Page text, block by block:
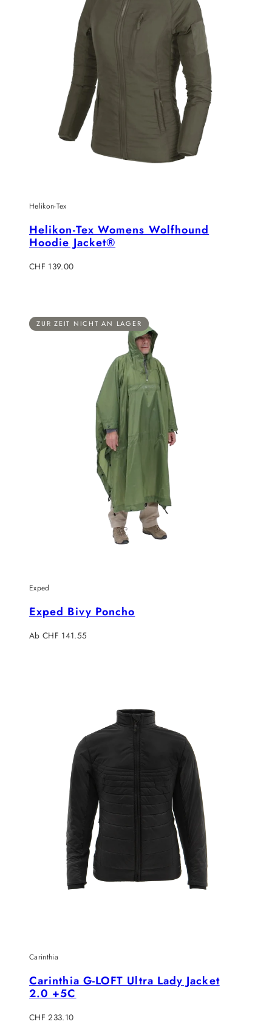
Helikon-Tex
Helikon-Tex Womens Wolfhound
Hoodie Jacket®
Regulärer
CHF 139.00
ZUR ZEIT NICHT AN LAGER
Exped
Exped Bivy Poncho
Regulärer
Ab CHF 141.55
Carinthia
Carinthia G-LOFT Ultra Lady Jacket
2.0 +5C
Verkaufspreis
CHF 233.10